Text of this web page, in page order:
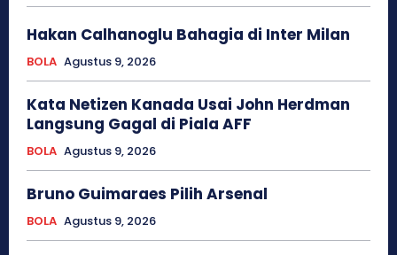
Hakan Calhanoglu Bahagia di Inter Milan
BOLA Agustus 9, 2026
Kata Netizen Kanada Usai John Herdman
Langsung Gagal di Piala AFF
BOLA Agustus 9, 2026
Bruno Guimaraes Pilih Arsenal
BOLA Agustus 9, 2026